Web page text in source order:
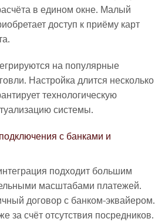
в едином окне. Малый
доступ к приёму карт
на популярные
Настройка длится несколько
технологическую
системы.
с банками и
подходит большим
масштабами платежей.
договор с банком-эквайером.
за счёт отсутствия посредников.